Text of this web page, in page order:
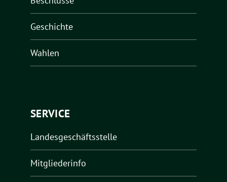
Geschichte
Wahlen
SERVICE
Landesgeschäftsstelle
Mitgliederinfo